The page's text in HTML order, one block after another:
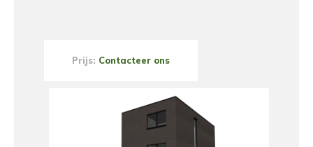
Prijs: Contacteer ons